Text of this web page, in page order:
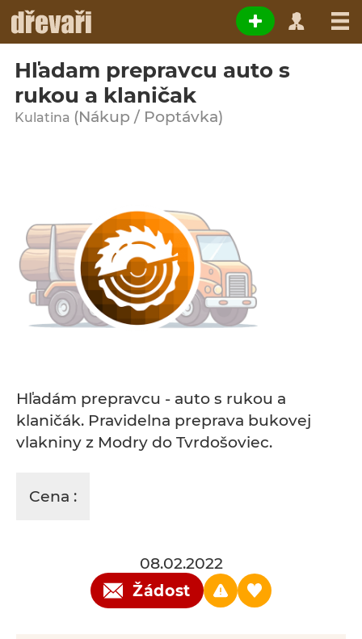
Hľadam prepravcu auto s
rukou a klaničak
Kulatina (Nákup / Poptávka)
Hľadám prepravcu - auto s rukou a
klaničák. Pravidelna preprava bukovej
vlakniny z Modry do Tvrdošoviec.
Cena :
08.02.2022
Žádost